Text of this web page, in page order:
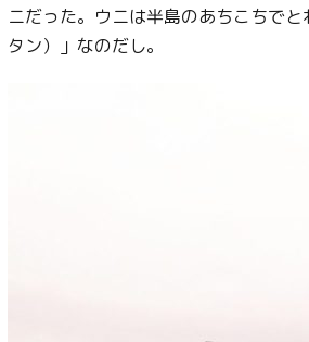
ニだった。ウニは半島のあちこちで
タン）」なのだし。